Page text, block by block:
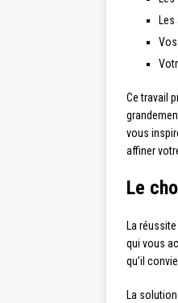
Ce travail
vous
affiner
Le
La
qui vous
qu’il
La